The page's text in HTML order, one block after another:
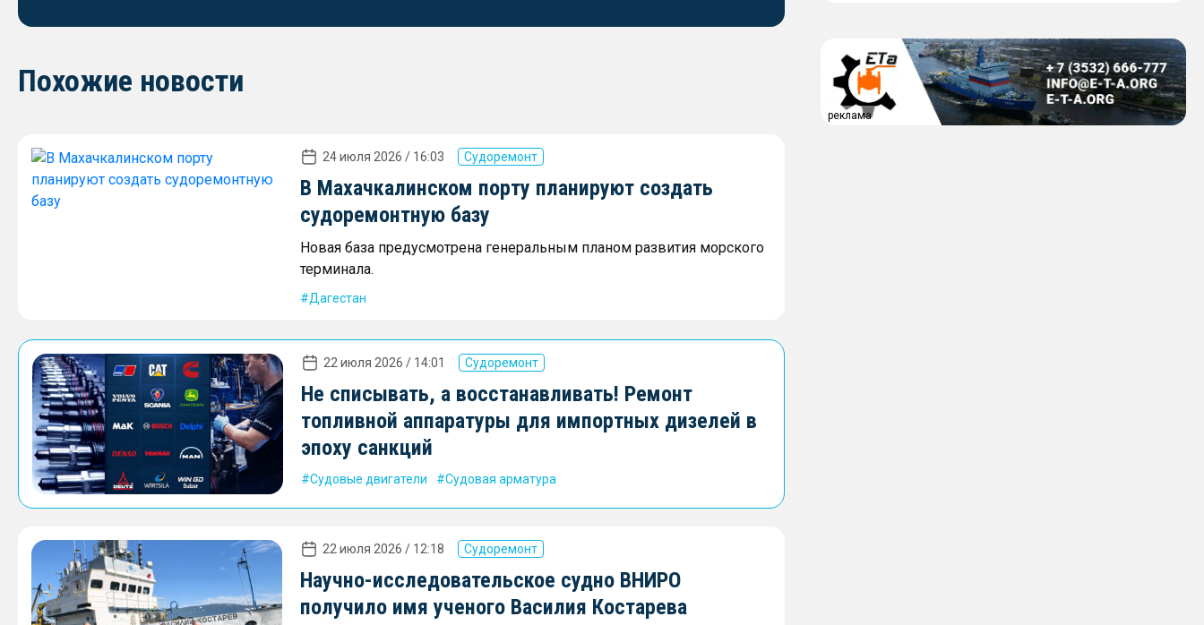
Похожие новости
24 июля 2026 / 16:03 Судоремонт
В Махачкалинском порту планируют создать
судоремонтную базу
Новая база предусмотрена генеральным планом развития морского
терминала.
Дагестан
22 июля 2026 / 14:01 Судоремонт
Не списывать, а восстанавливать! Ремонт
топливной аппаратуры для импортных дизелей в
эпоху санкций
Судовые двигатели Судовая арматура
22 июля 2026 / 12:18 Судоремонт
Научно-исследовательское судно ВНИРО
получило имя ученого Василия Костарева
реклама